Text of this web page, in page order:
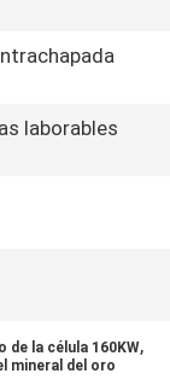
laborables
de la célula 160KW,
mineral del oro